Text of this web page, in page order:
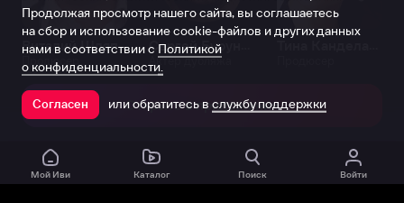
Виталий Шляппо
Продюсер Актёр дубляжа
Открыть в приложении
Мой Иви Каталог Поиск Войти
Продолжая просмотр нашего сайта, вы соглашаетесь
на сбор и использование cookie-файлов и других данных
нами в соответствии с Политикой
о конфиденциальности.
Согласен или обратитесь в службу поддержки